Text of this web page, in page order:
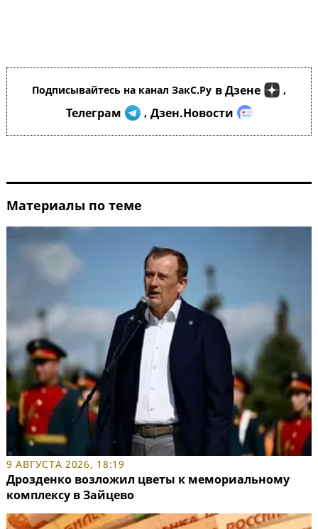
Подписывайтесь на канал ЗакС.Ру в Дзене ,
Телеграм , Дзен.Новости
Материалы по теме
9 АВГУСТА 2026, 18:19
Дрозденко возложил цветы к мемориальному
комплексу в Зайцево